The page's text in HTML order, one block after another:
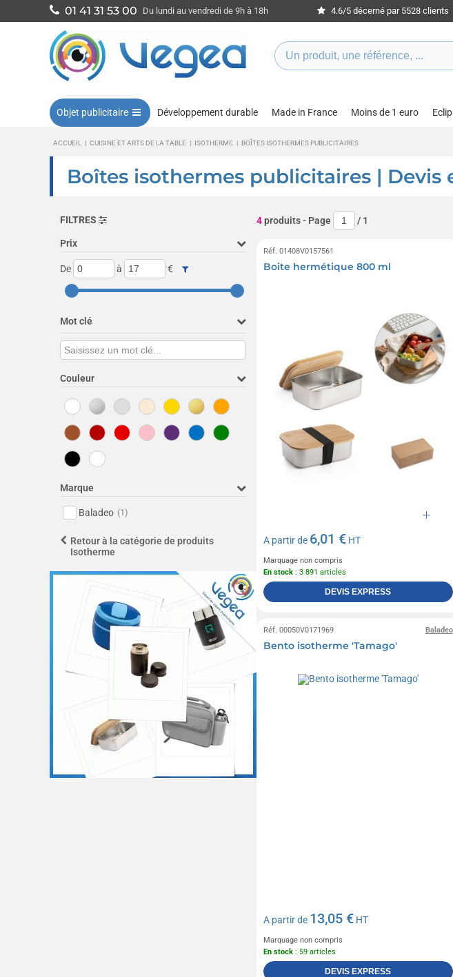
01 41 31 53 00 Du lundi au vendredi de 9h à 18h 4.6/5 décerné par 5528 clients
Objet publicitaire Développement durable Made in France Moins de 1 euro
ACCUEIL | CUISINE ET ARTS DE LA TABLE | ISOTHERME | BOÎTES ISOTHERMES PUBLICITAIRES
Boîtes isothermes publicitaires | Devis
FILTRES
Prix
De à €
Mot clé
Couleur
Marque
Baladeo (1)
Retour à la catégorie de produits
Isotherme
4produits- Page / 1
Réf. 01408V0157561
Boite hermétique 800 ml
A partir de 6,01 € HT
Marquage non compris
En stock : 3 891 articles
DEVIS EXPRESS
Baladeo
Réf. 00050V0171969
Bento isotherme 'Tamago'
A partir de 13,05 € HT
Marquage non compris
En stock : 59 articles
DEVIS EXPRESS